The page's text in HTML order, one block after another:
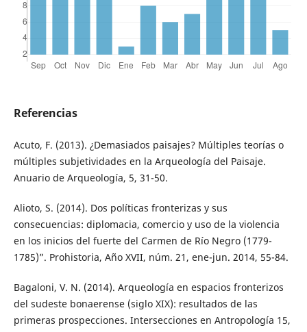
Referencias
Acuto, F. (2013). ¿Demasiados paisajes? Múltiples teorías o
múltiples subjetividades en la Arqueología del Paisaje.
Anuario de Arqueología, 5, 31-50.
Alioto, S. (2014). Dos políticas fronterizas y sus
consecuencias: diplomacia, comercio y uso de la violencia
en los inicios del fuerte del Carmen de Río Negro (1779-
1785)”. Prohistoria, Año XVII, núm. 21, ene-jun. 2014, 55-84.
Bagaloni, V. N. (2014). Arqueología en espacios fronterizos
del sudeste bonaerense (siglo XIX): resultados de las
primeras prospecciones. Intersecciones en Antropología 15,